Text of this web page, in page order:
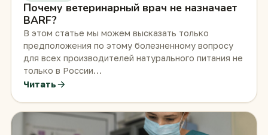
Почему ветеринарный врач не назначает
BARF?
В этом статье мы можем высказать только
предположения по этому болезненному вопросу
для всех производителей натурального питания не
только в России…
Читать